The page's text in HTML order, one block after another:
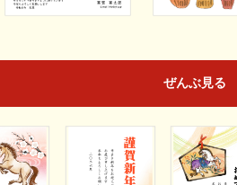
ぜんぶ見る